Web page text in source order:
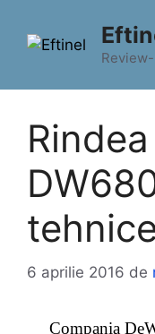
conținut
6 aprilie 2016 de
Compania